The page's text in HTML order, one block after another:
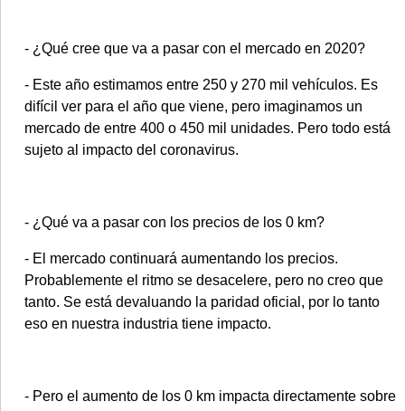
- ¿Qué cree que va a pasar con el mercado en 2020?
- Este año estimamos entre 250 y 270 mil vehículos. Es
difícil ver para el año que viene, pero imaginamos un
mercado de entre 400 o 450 mil unidades. Pero todo está
sujeto al impacto del coronavirus.
- ¿Qué va a pasar con los precios de los 0 km?
- El mercado continuará aumentando los precios.
Probablemente el ritmo se desacelere, pero no creo que
tanto. Se está devaluando la paridad oficial, por lo tanto
eso en nuestra industria tiene impacto.
- Pero el aumento de los 0 km impacta directamente sobre